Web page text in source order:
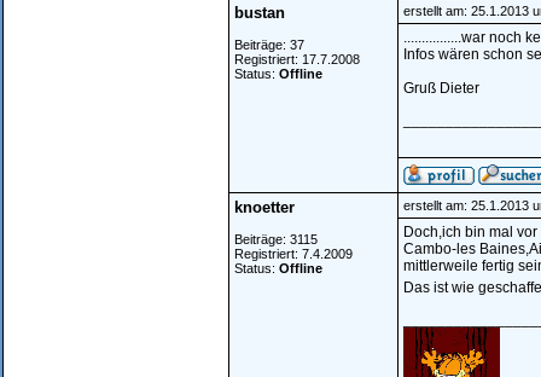
bustan
Beiträge: 37
Registriert: 17.7.2008
Status: Offline
erstellt am: 25.1.2013
................war noch
Infos wären schon
Gruß Dieter
knoetter
Beiträge: 3115
Registriert: 7.4.2009
Status: Offline
erstellt am: 25.1.2013
Doch,ich bin mal
Cambo-les
mittlerweile fertig
Das ist wie